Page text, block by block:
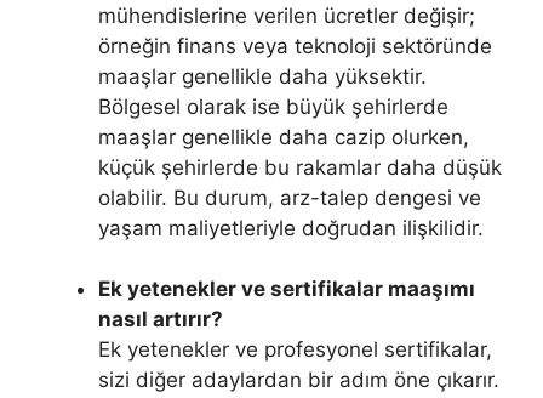
mühendislerine verilen ücretler değişir;
örneğin finans veya teknoloji sektöründe
maaşlar genellikle daha yüksektir.
Bölgesel olarak ise büyük şehirlerde
maaşlar genellikle daha cazip olurken,
küçük şehirlerde bu rakamlar daha düşük
olabilir. Bu durum, arz-talep dengesi ve
yaşam maliyetleriyle doğrudan ilişkilidir.
Ek yetenekler ve sertifikalar maaşımı
nasıl artırır?
Ek yetenekler ve profesyonel sertifikalar,
sizi diğer adaylardan bir adım öne çıkarır.